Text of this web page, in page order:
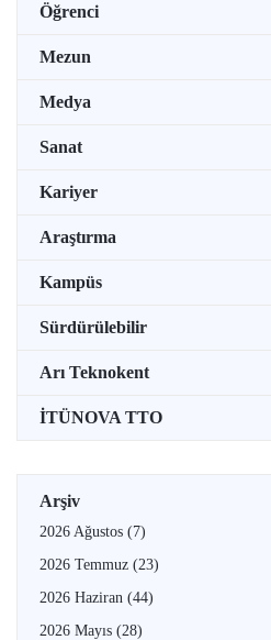
Öğrenci
Mezun
Medya
Sanat
Kariyer
Araştırma
Kampüs
Sürdürülebilir
Arı Teknokent
İTÜNOVA TTO
Arşiv
2026 Ağustos (7)
2026 Temmuz (23)
2026 Haziran (44)
2026 Mayıs (28)